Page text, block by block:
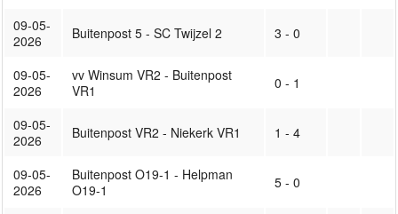
09-05-
2026
Buitenpost 5 - SC Twijzel 2 3 - 0
09-05-
2026
vv Winsum VR2 - Buitenpost
VR1
0 - 1
09-05-
2026
Buitenpost VR2 - Niekerk VR1 1 - 4
09-05-
2026
Buitenpost O19-1 - Helpman
O19-1
5 - 0